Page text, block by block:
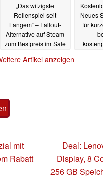
„Das witzigste
Rollenspiel seit
Langem“ – Fallout-
Alternative auf Steam
zum Bestpreis im Sale
Neues
für
Artikel anzeigen
mit
Rabatt
Deal:
Display, 8
256 GB